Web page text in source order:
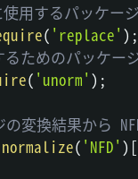
用するパッケージ
( 'replace' ) ;
ためのパッケー
( 'unorm' ) ;
変換結果から
normalize( 'NFD' ) [